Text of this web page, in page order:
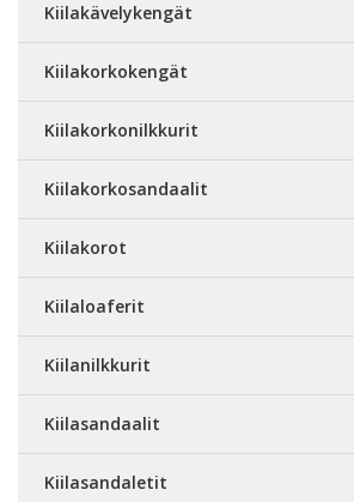
Kiilakävelykengät
Kiilakorkokengät
Kiilakorkonilkkurit
Kiilakorkosandaalit
Kiilakorot
Kiilaloaferit
Kiilanilkkurit
Kiilasandaalit
Kiilasandaletit